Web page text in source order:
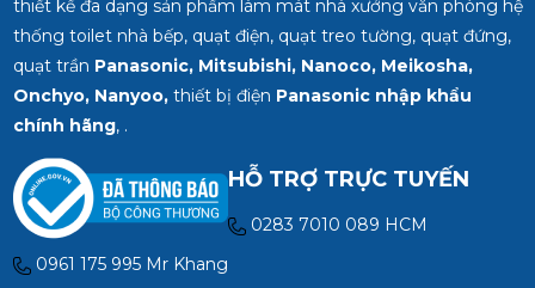
thiết kế đa dạng sản phẩm làm mát nhà xưởng văn phòng hệ
thống toilet nhà bếp, quạt điện, quạt treo tường, quạt đứng,
quạt trần Panasonic, Mitsubishi, Nanoco, Meikosha,
Onchyo, Nanyoo,thiết bị điện Panasonic nhập khẩu
chính hãng, .
HỖ TRỢ TRỰC TUYẾN
0283 7010 089 HCM
0961 175 995 Mr Khang